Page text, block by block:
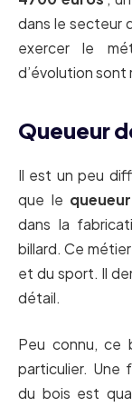
dans le secteur
exercer le
d’évolution sont
Queueur
Il est un peu
que le
dans la
billard. Ce
et du sport. Il
détail.
Peu connu, ce
particulier. Une
du bois est